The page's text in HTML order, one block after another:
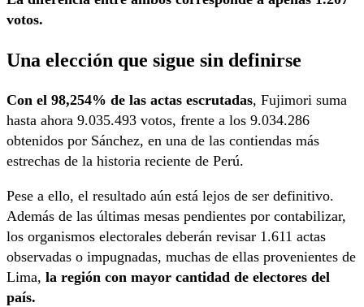
votos.
Una elección que sigue sin definirse
Con el 98,254% de las actas escrutadas, Fujimori suma
hasta ahora 9.035.493 votos, frente a los 9.034.286
obtenidos por Sánchez, en una de las contiendas más
estrechas de la historia reciente de Perú.
Pese a ello, el resultado aún está lejos de ser definitivo.
Además de las últimas mesas pendientes por contabilizar,
los organismos electorales deberán revisar 1.611 actas
observadas o impugnadas, muchas de ellas provenientes de
Lima, la región con mayor cantidad de electores del
país.